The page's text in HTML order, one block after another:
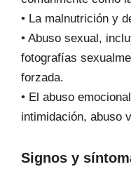
• La malnutrición y
• Abuso sexual,
fotografías
forzada.
• El abuso
intimidación, abuso
Signos y